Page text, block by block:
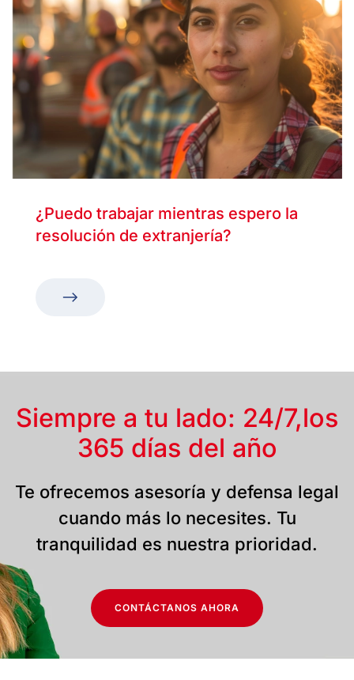
¿Puedo trabajar mientras espero la
resolución de extranjería?
Siempre a tu lado: 24/7,los
365 días del año
Te ofrecemos asesoría y defensa legal
cuando más lo necesites. Tu
tranquilidad es nuestra prioridad.
CONTÁCTANOS AHORA